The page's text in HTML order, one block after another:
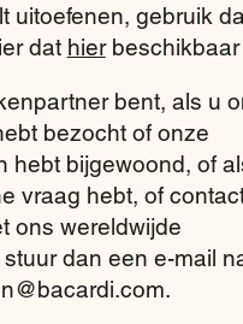
uitoefenen, gebruik
dat hier beschikbaar
bent, als u
bezocht of onze
hebt bijgewoond, of
vraag hebt, of
ons wereldwijde
dan een e-mail